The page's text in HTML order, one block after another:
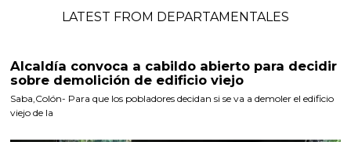
LATEST FROM DEPARTAMENTALES
Alcaldía convoca a cabildo abierto para decidir
sobre demolición de edificio viejo
Saba,Colón- Para que los pobladores decidan si se va a demoler el edificio
viejo de la